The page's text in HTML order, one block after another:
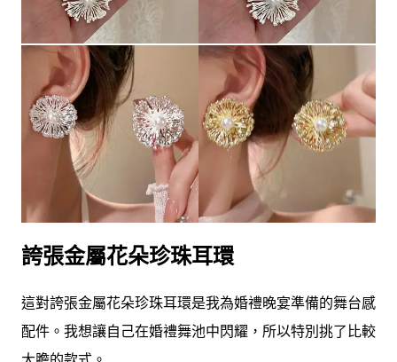
誇張金屬花朵珍珠耳環
這對誇張金屬花朵珍珠耳環是我為婚禮晚宴準備的舞台感
配件。我想讓自己在婚禮舞池中閃耀，所以特別挑了比較